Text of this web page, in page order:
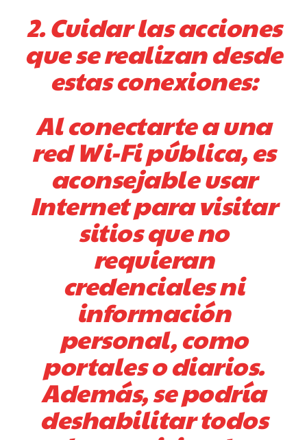
2. Cuidar las acciones
que se realizan desde
estas conexiones:
Al conectarte a una
red Wi-Fi pública, es
aconsejable usar
Internet para visitar
sitios que no
requieran
credenciales ni
información
personal, como
portales o diarios.
Además, se podría
deshabilitar todos